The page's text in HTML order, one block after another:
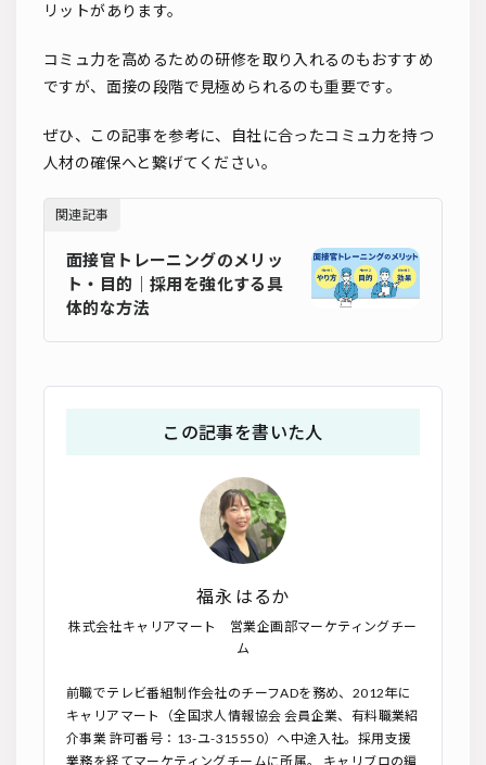
リットがあります。
コミュ力を高めるための研修を取り入れるのもおすすめ
ですが、面接の段階で見極められるのも重要です。
ぜひ、この記事を参考に、自社に合ったコミュ力を持つ
人材の確保へと繋げてください。
関連記事
面接官トレーニングのメリッ
ト・目的｜採用を強化する具
体的な方法
この記事を書いた人
福永 はるか
株式会社キャリアマート 営業企画部マーケティングチー
ム
前職でテレビ番組制作会社のチーフADを務め、2012年に
キャリアマート（全国求人情報協会 会員企業、有料職業紹
介事業 許可番号：13-ユ-315550）へ中途入社。採用支援
業務を経てマーケティングチームに所属。 キャリブロの編